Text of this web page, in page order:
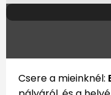
Csere a mieinknél: